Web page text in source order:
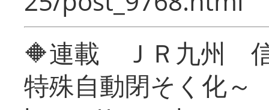
🔶連載 ＪＲ九州 信
特殊自動閉そく化～